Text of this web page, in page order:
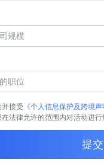
规模
职位
接受 《个人信息保护及跨境声
法律允许的范围内对活动进行
提交